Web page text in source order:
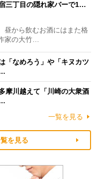
三丁目の隠れ家バーで1…
から飲むお酒にはまた格
家の大竹…
「なめろう」や「キヌカツ
摩川越えて「川崎の大衆酒
一覧を見る
を見る